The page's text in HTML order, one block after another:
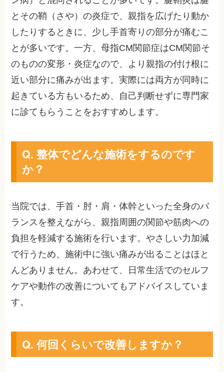
とその鞘（さや）の炎症で、親指を広げたり動か
したりするときに、少し手首寄りの部分が痛むこ
とが多いです。一方、母指CM関節症はCM関節そ
のものの変形・炎症なので、より親指の付け根に
近い部分に痛みが出ます。実際には両方が同時に
起きている方もいるため、自己判断せずに専門家
に診てもらうことをおすすめします。
Q. 整体でどんな施術をするのです
か？
当院では、手首・肘・肩・体幹といった全身のバ
ランスを整えながら、親指周囲の関節や筋肉への
負担を軽減する施術を行います。やさしい力加減
で行うため、施術中に強い痛みが出ることはほと
んどありません。あわせて、日常生活でのセルフ
ケアや動作の改善についてもアドバイスしていま
す。
Q. 何回くらいで改善しますか？